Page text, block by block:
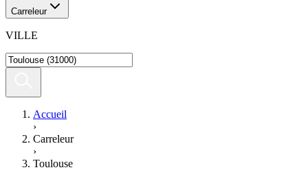
Carreleur
VILLE
Accueil
›
Carreleur
›
Toulouse